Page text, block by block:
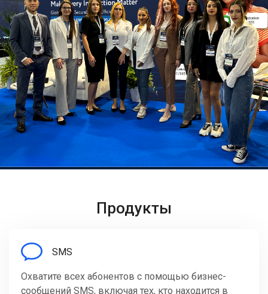
Продукты
SMS
Охватите всех абонентов с помощью бизнес-
сообщений SMS, включая тех, кто находится в